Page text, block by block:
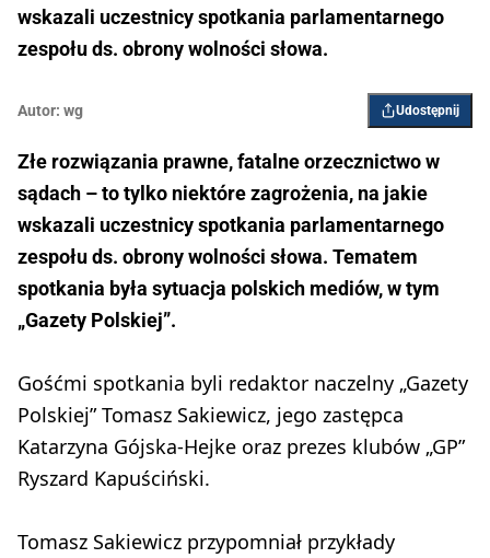
wskazali uczestnicy spotkania parlamentarnego
zespołu ds. obrony wolności słowa.
Autor: wg Udostępnij
Złe rozwiązania prawne, fatalne orzecznictwo w
sądach – to tylko niektóre zagrożenia, na jakie
wskazali uczestnicy spotkania parlamentarnego
zespołu ds. obrony wolności słowa. Tematem
spotkania była sytuacja polskich mediów, w tym
„Gazety Polskiej”.
Gośćmi spotkania byli redaktor naczelny „Gazety
Polskiej” Tomasz Sakiewicz, jego zastępca
Katarzyna Gójska-Hejke oraz prezes klubów „GP”
Ryszard Kapuściński.
Tomasz Sakiewicz przypomniał przykłady